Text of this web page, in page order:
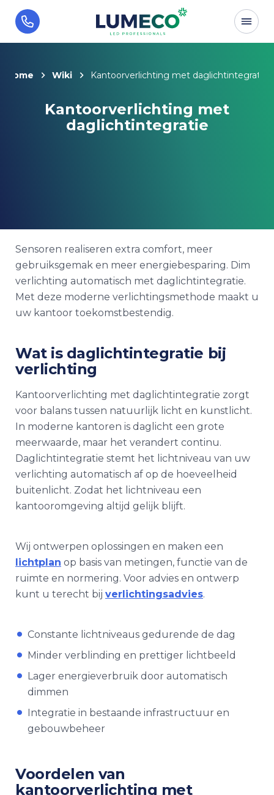
Home Wiki Kantoorverlichting met daglichtintegratie
Kantoorverlichting met
daglichtintegratie
Sensoren realiseren extra comfort, meer
gebruiksgemak en meer energiebesparing. Dim
verlichting automatisch met daglichtintegratie.
Met deze moderne verlichtingsmethode maakt u
uw kantoor toekomstbestendig.
Wat is daglichtintegratie bij
verlichting
Kantoorverlichting met daglichtintegratie zorgt
voor balans tussen natuurlijk licht en kunstlicht.
In moderne kantoren is daglicht een grote
meerwaarde, maar het verandert continu.
Daglichtintegratie stemt het lichtniveau van uw
verlichting automatisch af op de hoeveelheid
buitenlicht. Zodat het lichtniveau een
kantooromgeving altijd gelijk blijft.
Wij ontwerpen oplossingen en maken een
lichtplan op basis van metingen, functie van de
ruimte en normering. Voor advies en ontwerp
kunt u terecht bij verlichtingsadvies.
Constante lichtniveaus gedurende de dag
Minder verblinding en prettiger lichtbeeld
Lager energieverbruik door automatisch
dimmen
Integratie in bestaande infrastructuur en
gebouwbeheer
Voordelen van
kantoorverlichting met